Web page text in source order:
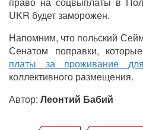
UKR будет заморожен.
Напомним, что польский
Сенатом поправки,
платы за проживание
коллективного размещения.
Автор: Леонтий Бабий